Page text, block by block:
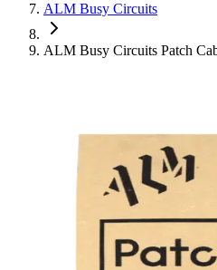
ALM Busy Circuits
ALM Busy Circuits Patch